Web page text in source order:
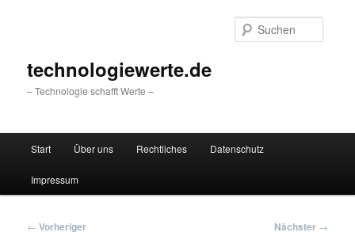
technologiewerte.de
– Technologie schafft Werte –
Start Über uns Rechtliches Datenschutz
Impressum
Beitragsnavigation
← Vorheriger Nächster →